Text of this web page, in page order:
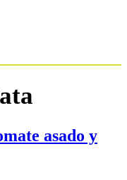
asado y